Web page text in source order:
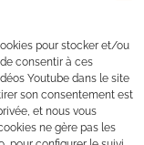
pour stocker et/ou
consentir à ces
Youtube dans le site
son consentement est
et nous vous
ne gère pas les